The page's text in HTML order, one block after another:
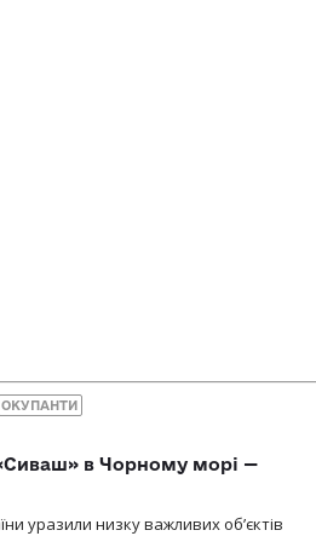
ОКУПАНТИ
в Чорному морі —
уразили низку важливих об’єктів